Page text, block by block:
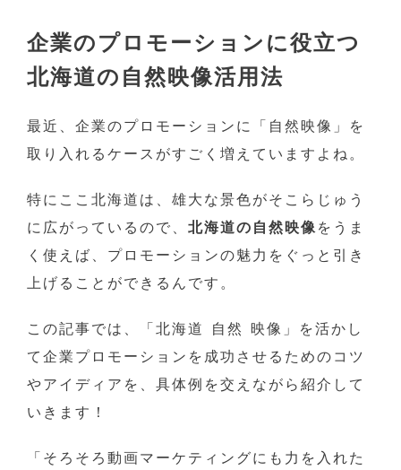
企業のプロモーションに役立つ
北海道の自然映像活用法
最近、企業のプロモーションに「自然映像」を
取り入れるケースがすごく増えていますよね。
特にここ北海道は、雄大な景色がそこらじゅう
に広がっているので、 北海道の自然映像をうま
く使えば、プロモーションの魅力をぐっと引き
上げることができるんです。
この記事では、「北海道 自然 映像」を活かし
て企業プロモーションを成功させるためのコツ
やアイディアを、具体例を交えながら紹介して
いきます！
「そろそろ動画マーケティングにも力を入れた